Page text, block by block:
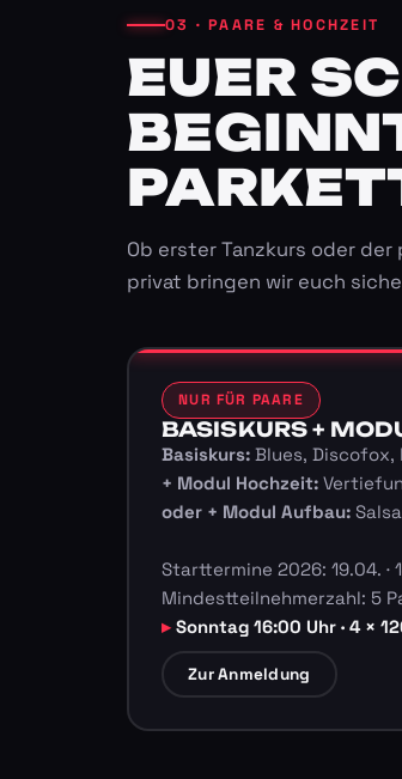
03 · PAARE & HOCHZEIT
EUER
Ob erster Tanzkurs oder
privat bringen wir euch
NUR FÜR PAARE
BASISKURS +
Basiskurs:Blues, Discofox,
+ Modul Hochzeit:
oder + Modul Aufbau:
Starttermine 2026: 19.04. ·
Mindestteilnehmerzahl: 5
Sonntag 16:00 Uhr · 4 ×
Zur Anmeldung